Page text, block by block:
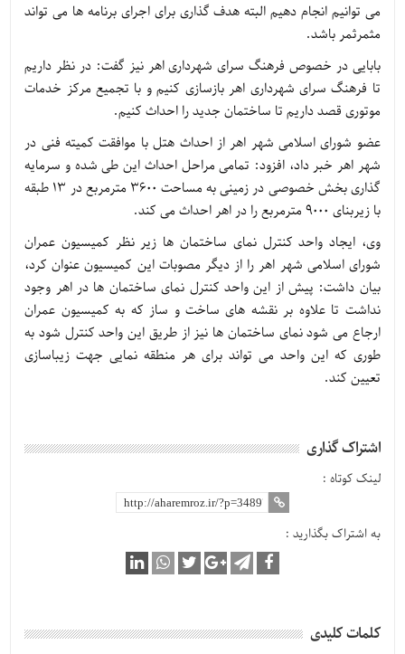
می توانیم انجام دهیم البته هدف گذاری برای اجرای برنامه ها می تواند
مثمرثمر باشد.
بابایی در خصوص فرهنگ سرای شهرداری اهر نیز گفت: در نظر داریم
تا فرهنگ سرای شهرداری اهر بازسازی کنیم و با تجمیع مرکز خدمات
موتوری قصد داریم تا ساختمان جدید را احداث کنیم.
عضو شورای اسلامی شهر اهر از احداث هتل با موافقت کمیته فنی در
شهر اهر خبر داد، افزود: تمامی مراحل احداث این طی شده و سرمایه
گذاری بخش خصوصی در زمینی به مساحت 3600 مترمربع در 13 طبقه
با زیربنای 9000 مترمربع را در اهر احداث می کند.
وی، ایجاد واحد کنترل نمای ساختمان ها زیر نظر کمیسیون عمران
شورای اسلامی شهر اهر را از دیگر مصوبات این کمیسیون عنوان کرد،
بیان داشت: پیش از این واحد کنترل نمای ساختمان ها در اهر وجود
نداشت تا علاوه بر نقشه های ساخت و ساز که به کمیسیون عمران
ارجاع می شود نمای ساختمان ها نیز از طریق این واحد کنترل شود به
طوری که این واحد می تواند برای هر منطقه نمایی جهت زیباسازی
تعیین کند.
اشتراک گذاری
لینک کوتاه :
به اشتراک بگذارید :
کلمات کلیدی